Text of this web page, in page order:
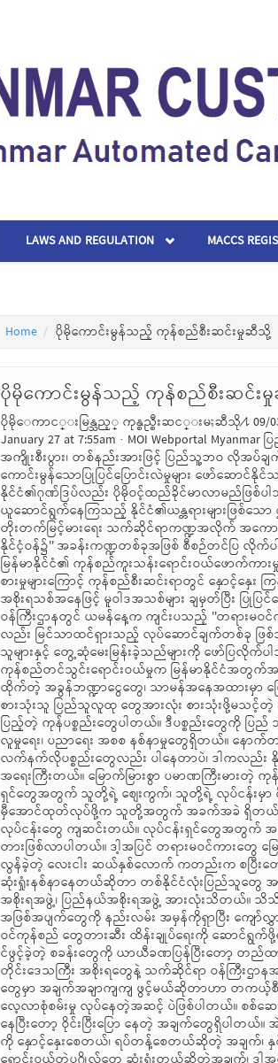
LAWS AND REGULATION MACCS
Home ပိုမိုကောင်းမွန်သည့် ကုန်စည်စီးဆင်းမှုဆီသို့
ပိုမိုကောင်းမွန်သည့် ကုန်စည်စီးဆင်
ပိုမိုေကာင္းမြန္သည့္ ကုန္စည္စီးဆင္းမႈဆီသို႔ 09/
January 27 at 7:55am · MOI Webportal Myanmar ပြည်သူက ရွေးချယ်တင်မြှောက်လိုက်သည့် ဒီမိုကရေစီ အစိုးရ အနေဖြင့် ပြည်သူလူထု၏ အကျိုးစီးပွား၊ တစ်နည်းအားဖြင့် ပြည်သူ့ဘဝ လိုအပ်ချက်များကို တစ်နေ့ထက်တစ်နေ့၊ တစ်စထက်တစ်စ တိုးမြှင့်ဆောင် ရွက်လျက်ရှိရာ ကောင်းမွန်သောပြုပြင်ပြောင်းလဲမှုများ ဖော်ဆောင်နိုင်သည်နှင့်အမျှ ပြည်သူ့အကျိုးစီးပွားတိုးတက်မြင့်မားလာပြီး ''ရေမြင့်ကြာတင့်'' ဆိုသကဲ့သို့ နိုင်ငံ၏ဂုဏ်ဒြပ်လည်း ပိုမိုဝင့်ထည်ခိုင်မာလာမည်ဖြစ်ပါသည်။ သို့ဖြစ်ရာ ပြည်သူ့ကိုယ်စား နိုင်ငံတော်၏ အရေးအရာကိစ္စအရပ်ရပ်ကို တာဝန်ယူဆောင်ရွက်နေကြသည့် နိုင်ငံ၏ယန္တရားများဖြစ်သော ဌာနဆိုင်ရာ အဖွဲ့အစည်းအသီးသီးအနေဖြင့် နိုင်ငံတော်နှင့် နိုင်ငံသားတို့၏ အကျိုးစီးပွား တိုးတက်မြင့်မားရေး သက်ဆိုင်ရာကဏ္ဍအလိုက် အကောင် အထည်ဖော် ဆောင်ရွက်နေမှုများကို ပြည်သူများသိရှိနိုင်ရန်အတွက် ''တက်ကြွအားသွန်နိုင်ငံ့ဝန်၌'' အခန်းကဏ္ဍတစ်ခုအဖြစ် စီစဉ်တင်ပြ လိုက်ပါသည်။ တွေ့ဆုံမေးမြန်း - အောင်နိုင်(သတင်းစဉ်) ဓာတ်ပုံ - အေးသန်း (သတင်းစဉ်) မြန်မာနိုင်ငံ၏ ကုန်စည်ကူးသန်းရောင်းဝယ်ဖောက်ကားမှုများ ဖွံ့ဖြိုးတိုးတက်မှုရှိသော်လည်း အခွန်အခများ လေလွင့်ဆုံးရှုံးနေခြင်း၊ အကျင့်ပျက်ခြစားမှုများကြောင့် ကုန်စည်စီးဆင်းရာတွင် နှောင့်နှေး ကြန့်ကြာခြင်း၊ ကုန်သည်များအတွက် အခက်အခဲများရှိနေခြင်းစသည့် ကိစ္စရပ်များအပေါ် အစိုးရသစ်အနေဖြင့် မူဝါဒအသစ်များ ချမှတ်ပြီး ပြုပြင်ပြောင်းလဲမှုများဖြင့် အကောင်အထည်ဖော်ဆောင် ရွက်လျက်ရှိရာ စီမံကိန်းနှင့်ဘဏ္ဍာရေးဝန်ကြီးဌာနတွင် ယမန်နေ့က ကျင်းပသည့် ''တရားမဝင်ကုန်စည်များ တားဆီးထိန်းချုပ်ရေးစီမံချက်နှင့် ပတ်သက်သည့် ညှိနှိုင်းအစည်းအဝေး''သည်လည်း မြင်သာထင်ရှားသည့် လုပ်ဆောင်ချက်တစ်ခု ဖြစ်သည်။ ထို့ကြောင့်လည်း အစည်းအဝေးတွင် တက်ရောက်ဆွေးနွေးခဲ့ကြသည့် တာဝန်ရှိသူများနှင့် တွေ့ဆုံမေးမြန်းခဲ့သည်များကို ဖော်ပြလိုက်ပါသည်- ပြည်ထောင်စုဝန်ကြီး ဦးကျော်ဝင်း (စီမံကိန်းနှင့်ဘဏ္ဍာရေးဝန်ကြီးဌာန) တရားမဝင် ကုန်စည်တင်သွင်းရောင်းဝယ်မှုက မြန်မာနိုင်ငံအတွက်အများကြီး နစ်နာမှုရှိတယ်ဆိုတာ အထူးပြောစရာမလိုပါဘူး။ နိုင်ငံတော်အတွက် ရသင့်ရထိုက်တဲ့ အခွန်ဘဏ္ဍာငွေတွေ၊ သာမန်အနေအထားမှာ မြောက်မြား စွာ ဆုံးရှုံးနေတယ်။ တင်သွင်းတဲ့ ကုန်ပစ္စည်း တွေကလည်းပဲ ပြည်တွင်း မှာရှိတဲ့ စားသုံးသူ ပြည်သူလူထု တွေအားလုံး စားသုံးဖို့မသင့်တဲ့ စားသောက်ကုန်တွေပါတယ်။ သုံးစွဲဖို့ မသင့်တဲ့ ကုန်ပစ္စည်းတွေပါတယ်။ အရည်အသွေးမပြည့်တဲ့ ကုန်ပစ္စည်းတွေပါတယ်။ ဒီပစ္စည်းတွေကို ပြည် သူတွေက ရတဲ့နေရာက ဝယ်ယူပြီးတော့ မှီခိုသုံးစွဲနေ ရတဲ့အခါ သူတို့အတွက် ကျန်းမာရေး၊ လူမှုရေး၊ ပညာရေး အစစ နစ်နာမှုတွေရှိတယ်။ နောက်တစ်ချက်က ဒီလိုကုန်စည်တွေ စီးဆင်းမှုနဲ့အတူ အရေးကြီးတဲ့ မူးယစ်ဆေးဝါးတွေ၊ လက်နက်လိုပစ္စည်းတွေလည်း ပါနေတာပဲ၊ ဒါကလည်း နိုင်ငံရဲ့ လုံခြုံရေးအတွက် အရေးကြီးတယ်။ နိုင်ငံရဲ့ အနာဂတ်လူငယ်တွေအတွက် အရေးကြီးတယ်။ မြောက်မြားစွာ ပမာဏကြီးမားတဲ့ ကုန်စည်တွေ စီးဆင်းနေတဲ့အခါကျတော့ ပြည်တွင်းမှာ ရှိတဲ့ ပြည်တွင်းထုတ်လုပ်တဲ့ လုပ်ငန်းရှင်တွေအတွက် သူတို့ရဲ့ ဈေးကွက်၊ သူတို့ရဲ့ လုပ်ငန်းမှာ စီမံနိုင်စွမ်းအား မရှိတာက တစ်ပိုင်း၊ ကြီးမားတဲ့ ပမာဏတွေ၊ ထုထည်တွေကို ပြန်ပြီးတော့ မှီအောင်ထုတ်လုပ်ဖို့က သူတို့အတွက် အခက်အခဲ ရှိတယ်၊ ဈေးကွက်တွေပျောက်နေ တယ်။ ဈေးကွက်ပျောက် နေတဲ့အခါ သူတို့မှာ ထုတ်လုပ်မှုလုပ်ငန်းတွေ ကျဆင်းတယ်။ လုပ်ငန်းရှင်တွေအတွက် အခက်အခဲ ဖြစ်တယ် ဆိုတာဟာ နိုင်ငံတော်ရဲ့ စီးပွားရေးတိုးတက်မှုကို ကြီးမားတဲ့ အဟန့်အတားဖြစ်လာပါတယ်။ ဒါ့အပြင် တရားမဝင်ကားတွေ မြောက်မြားစွာ ဝင်နေပါတယ်။ ဒီလိုဖြစ်ပျက်တဲ့ ကိစ္စဟာ နိုင်ငံမှာ အခုမှ စဖြစ်တာမဟုတ်ဘူး။ လွန်ခဲ့တဲ့ လေးငါး ဆယ်နှစ်လောက် ကတည်းက စပြီးတော့ ဖြစ်လာတဲ့ ဖြစ်စဉ်ကြီးမှာ ပြန်စဉ်း စားကြည့်ရင် နိုင်ငံတော်က ဘယ်လောက်အထိ ဆုံးရှုံးနစ်နာနေတယ်ဆိုတာ တစ်နိုင်ငံလုံးပြည်သူတွေ အားလုံးလည်း သိတယ်။ သက်ဆိုင်ရာအဖွဲ့အစည်း အားလုံးလည်းသိတယ်။ တိုင်းဒေသကြီးအစိုးရအဖွဲ့၊ ပြည်နယ်အစိုးရအဖွဲ့ အားလုံးသိတယ်။ သိသိကြီးနဲ့ ဒီလိုပဲ လက်လျှော့နေမယ်ဆိုရင် တာဝန်မကျေရာရောက်မယ်။ ဖြစ်နေတဲ့ အဖြစ်အပျက်တွေကို နည်းလမ်း အမှန်ကိုရှာပြီး ကျော်လွှားမှသာ တာဝန်ရှိတဲ့သူတွေက တာဝန်ကျေ ရာ ရောက်မယ်။ ဒီခံယူချက်ကြောင့် တရားမဝင်ကုန်စည် တွေတားဆီး ထိန်းချုပ်ရေးကို ဆောင်ရွက်ဖို့ရာ သန္နိဋ္ဌာန် ချထားတာဖြစ်ပါတယ်။ နောက်တစ်ချက်က အခုဖွင့်ထားတဲ့စခန်းတွေက အရင်ဖွင့်ခဲ့တဲ့ စခန်းတွေကို ယာယီခဏပြန်ပြီးတော့ တည်ထားတဲ့သဘောဖြစ်ပါတယ်။ လုပ်ငန်းတွေ လုံးဝမလုပ် သေးပါဘူး။ သက်ဆိုင်ရာ ပြည်နယ်၊ တိုင်းဒေသကြီး အစိုးရတွေနဲ့ သက်ဆိုင်ရာ ဝန်ကြီးဌာနအသီးသီးက အတွေ့အကြုံရှိတဲ့ ပုဂ္ဂိုလ်တွေနဲ့ ပေါင်း စပ်ပြီးတော့မှ ဒီဌာနတွေကို ဘယ်န